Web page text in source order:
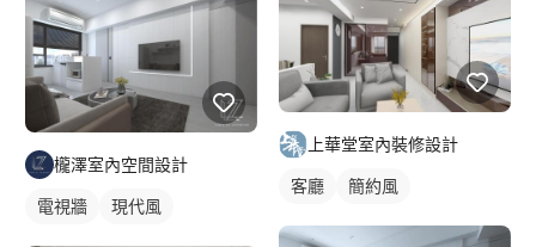
櫳澤室內空間設計
電視牆 現代風
上華堂室內裝修設計
客廳 簡約風